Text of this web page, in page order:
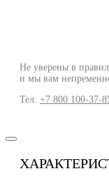
Не уверены в
и мы вам
Тел: +7 800 100-37-